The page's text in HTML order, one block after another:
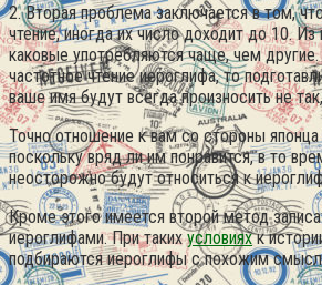
2. Вторая проблема заключается в том,
чтение, иногда их число доходит до 10. Из
каковые употребляются чаще, чем
частотное чтение иероглифа, то
ваше имя будут всегда произносить не
Точно отношение к вам со стороны
поскольку вряд ли им понравится, в то
неосторожно будут относиться к
Кроме этого имеется второй метод
иероглифами. При такихусловияхк
подбираются иероглифы с похожим